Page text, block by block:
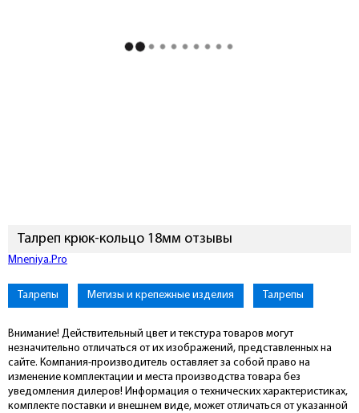
Талреп крюк-кольцо 18мм отзывы
Mneniya.Pro
Талрепы Метизы и крепежные изделия Талрепы
Внимание! Действительный цвет и текстура товаров могут
незначительно отличаться от их изображений, представленных на
сайте. Компания-производитель оставляет за собой право на
изменение комплектации и места производства товара без
уведомления дилеров! Информация о технических характеристиках,
комплекте поставки и внешнем виде, может отличаться от указанной